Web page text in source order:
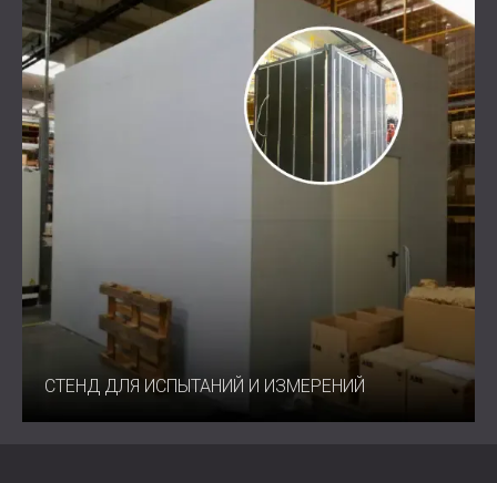
СТЕНД ДЛЯ ИСПЫТАНИЙ И ИЗМЕРЕНИЙ